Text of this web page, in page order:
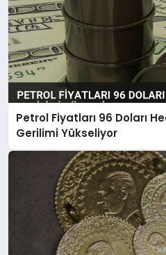
Petrol Fiyatları 96 Doları
Gerilimi Yükseliyor